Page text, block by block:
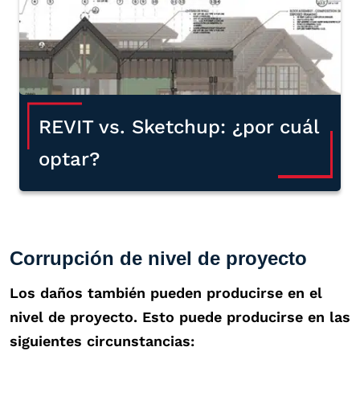
REVIT vs. Sketchup: ¿por cuál
optar?
Corrupción de nivel de proyecto
Los daños también pueden producirse en el
nivel de proyecto. Esto puede producirse en las
siguientes circunstancias: